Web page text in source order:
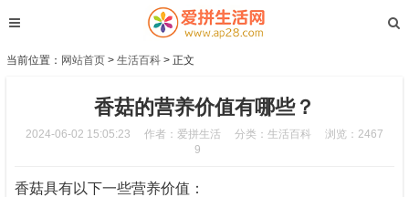
当前位置： 网站首页 > 生活百科 > 正文
香菇的营养价值有哪些？
2024-06-02 15:05:23 作者：爱拼生活 分类： 生活百科
浏览：2467
9
香菇具有以下一些营养价值：